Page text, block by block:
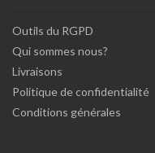
Outils du RGPD
Qui sommes nous?
Livraisons
Politique de confidentialité
Conditions générales